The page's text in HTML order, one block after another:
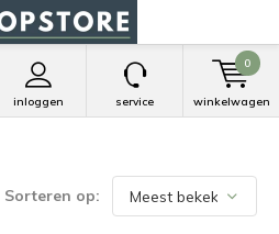
inloggen service winkelwagen
0
Sorteren op: